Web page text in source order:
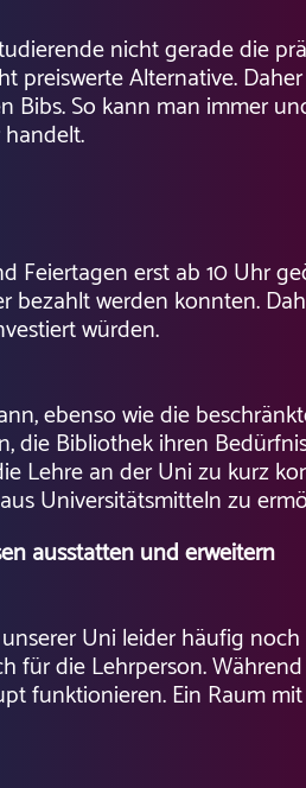
nicht gerade die
Alternative.
So kann man immer
erst ab 10 Uhr
werden konnten.
würden.
ebenso wie die
die Bibliothek ihren
Lehre an der Uni zu kurz
Universitätsmitteln zu
ausstatten und erweitern
Uni leider häufig
die Lehrperson.
funktionieren. Ein Raum